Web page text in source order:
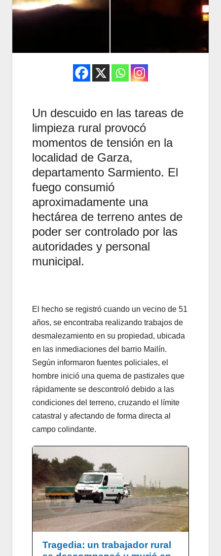
Un descuido en las tareas de
limpieza rural provocó
momentos de tensión en la
localidad de Garza,
departamento Sarmiento. El
fuego consumió
aproximadamente una
hectárea de terreno antes de
poder ser controlado por las
autoridades y personal
municipal.
El hecho se registró cuando un vecino de 51
años, se encontraba realizando trabajos de
desmalezamiento en su propiedad, ubicada
en las inmediaciones del barrio Mailín.
Según informaron fuentes policiales, el
hombre inició una quema de pastizales que
rápidamente se descontroló debido a las
condiciones del terreno, cruzando el límite
catastral y afectando de forma directa al
campo colindante.
Tragedia: un trabajador rural